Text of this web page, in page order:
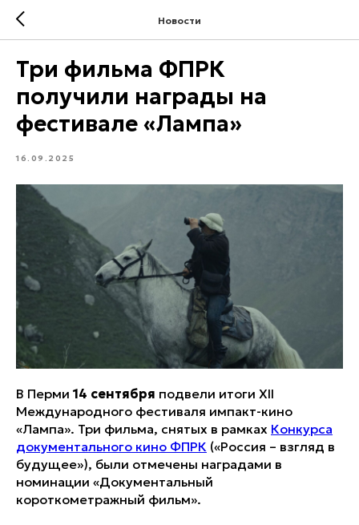
Новости
Три фильма ФПРК
получили награды на
фестивале «Лампа»
16.09.2025
В Перми 14 сентября подвели итоги XII
Международного фестиваля импакт-кино
«Лампа». Три фильма, снятых в рамках Конкурса
документального кино ФПРК («Россия – взгляд в
будущее»), были отмечены наградами в
номинации «Документальный
короткометражный фильм».